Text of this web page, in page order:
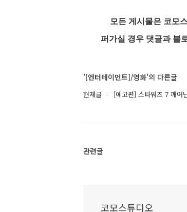
모든 게시물은 코모
퍼가실 경우 댓글과 블
'[엔터테이먼트]/영화'의 다른글
현재글 [예고편] 스타워즈 7 깨
관련글
코모스튜디오